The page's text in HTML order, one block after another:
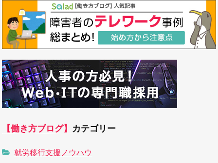
【働き方ブログ】 カテゴリー
就労移行支援ノウハウ